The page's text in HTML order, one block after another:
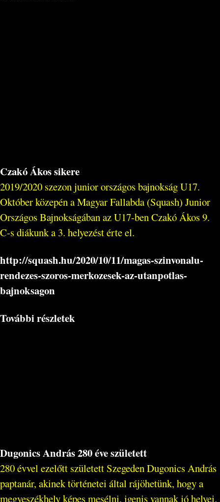
Czakó Ákos sikere
2019/2020 szezon junior országos bajnokság U17.
Október közepén a Magyar Fallabda (Squash) Junior
Országos Bajnokságában az U17-ben Czakó Ákos 9.
C-s diákunk a 3. helyezést érte el.
http://squash.hu/2020/10/11/magas-szinvonalu-
rendezes-szoros-merkozesek-az-utanpotlas-
bajnoksagon
További részletek
Dugonics András 280 éve született
280 évvel ezelőtt született Szegeden Dugonics András
paptanár, akinek történetei által rájöhetünk, hogy a
megyeszékhely képes mesélni, igenis vannak jó helyei.